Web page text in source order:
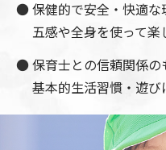
保健的で安全・快適な
五感や全身を使って楽
保育士との信頼関係の
基本的生活習慣・遊び